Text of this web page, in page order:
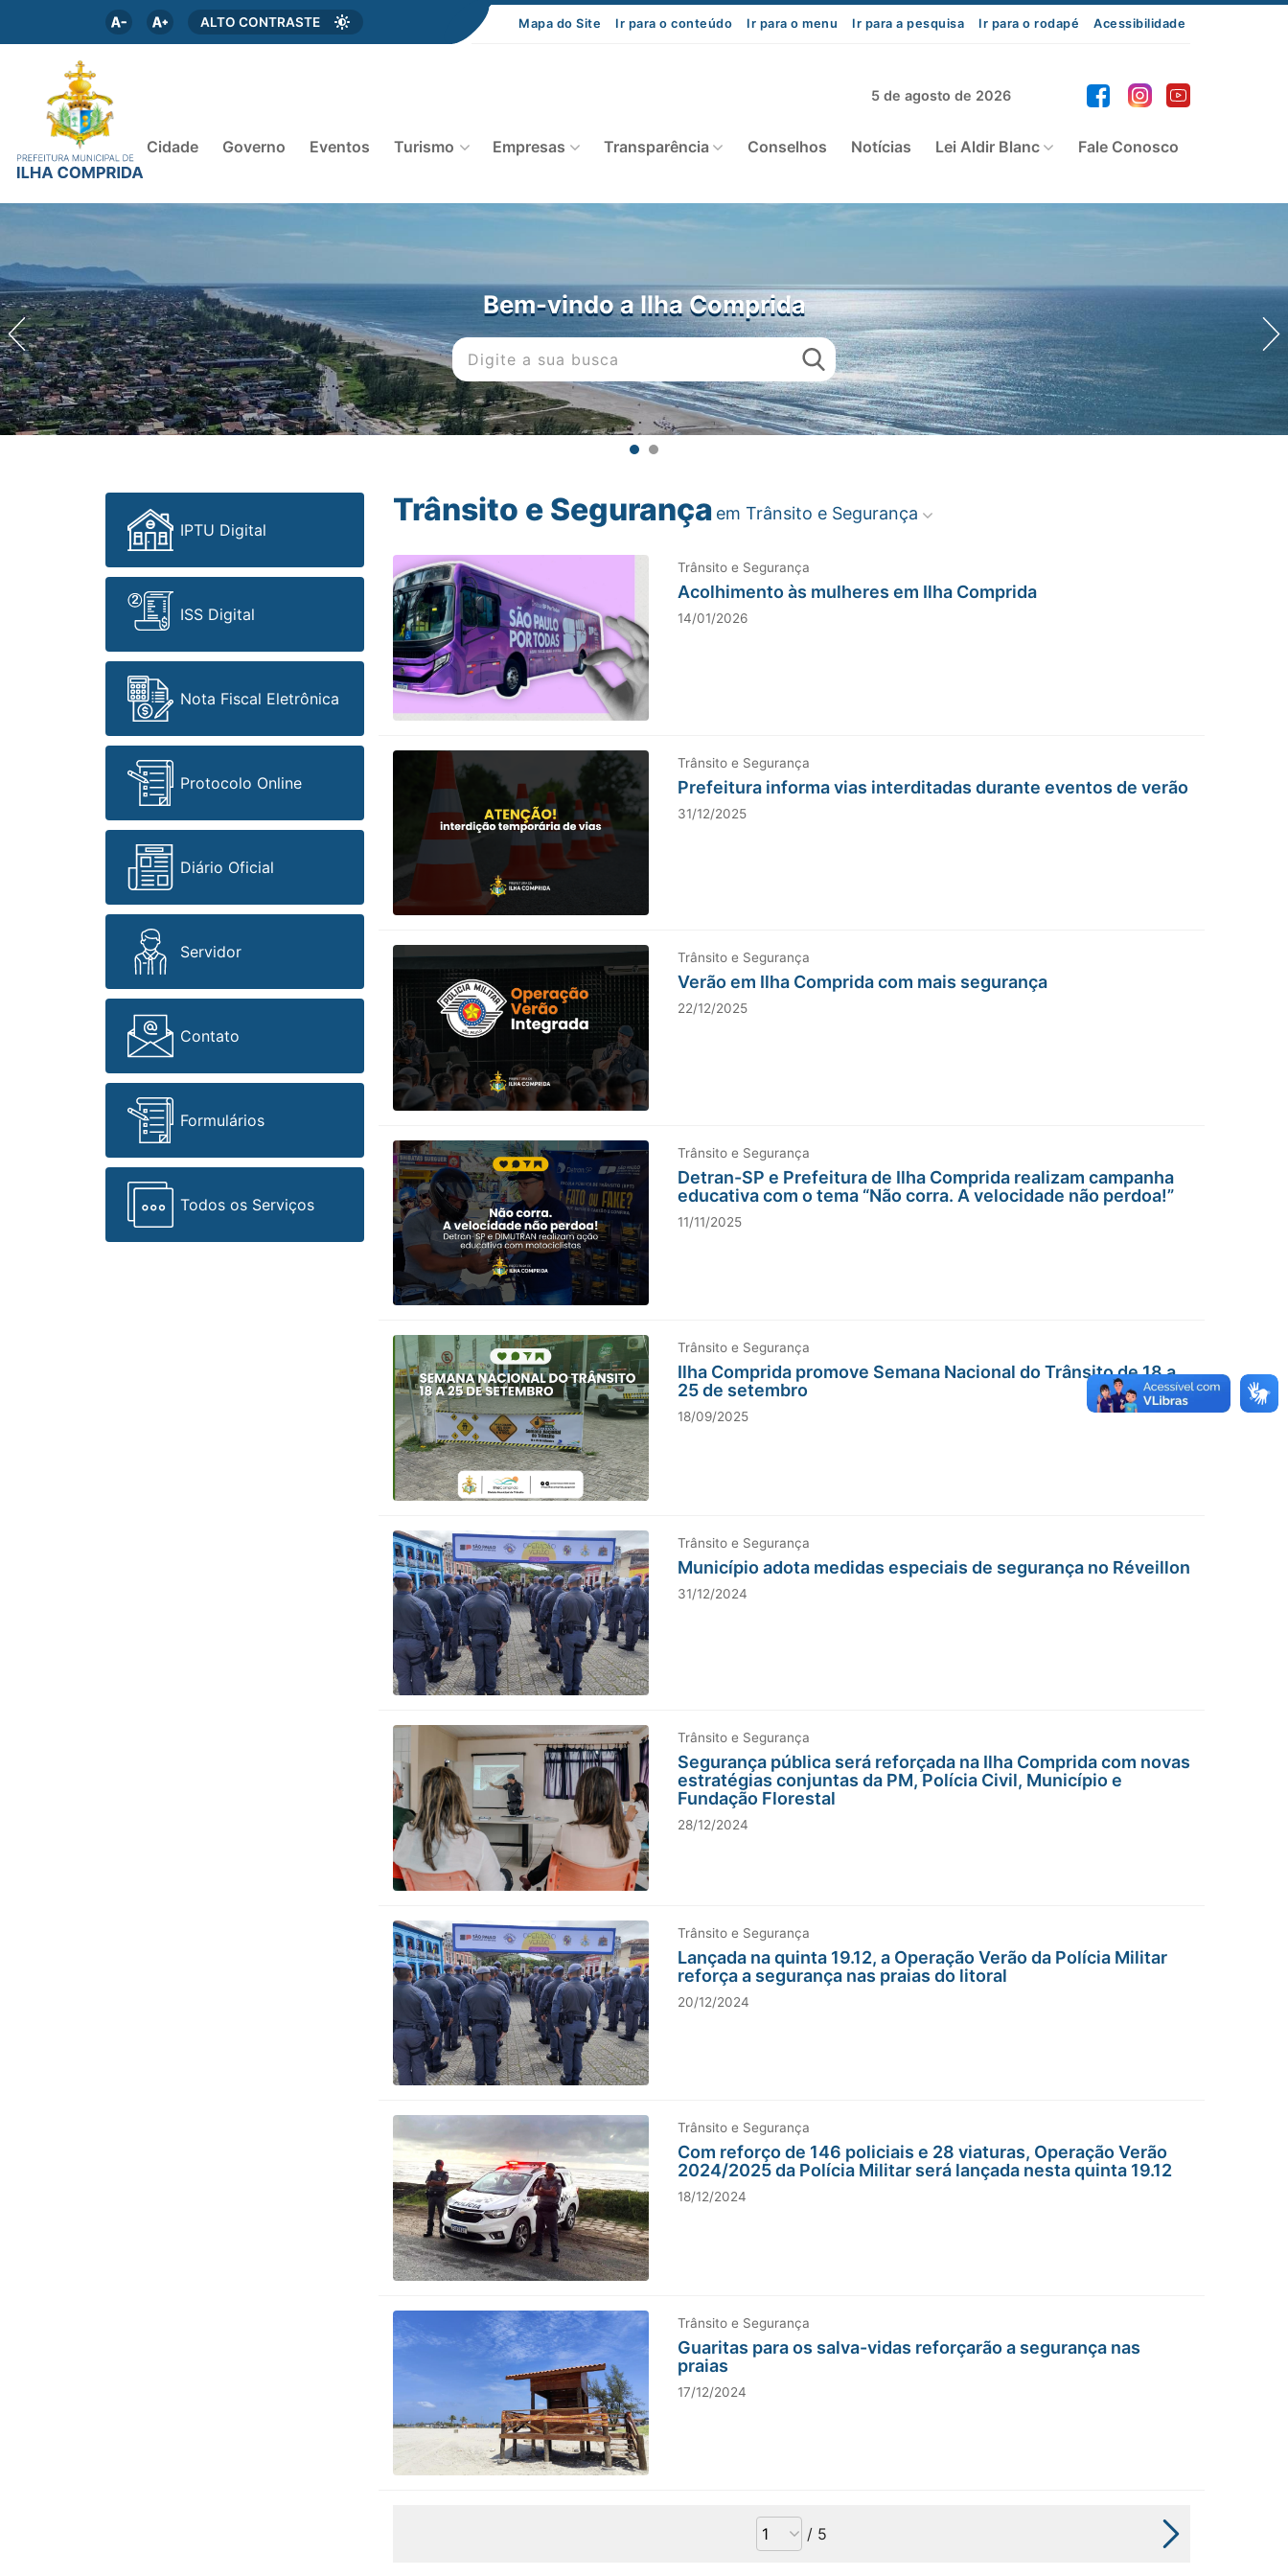
ALTO CONTRASTE Mapa do Site Ir para o conteúdo Ir para o menu Ir para a pesquisa Ir para o rodapé Acessibilidade
5 de agosto de 2026
Cidade Governo Eventos Turismo Empresas Transparência Conselhos Notícias Lei Aldir Blanc Fale Conosco
Bem-vindo a Ilha Comprida
IPTU Digital
ISS Digital
Nota Fiscal Eletrônica
Protocolo Online
Diário Oficial
Servidor
Contato
Formulários
Todos os Serviços
Trânsito e Segurança em Trânsito e Segurança
Trânsito e Segurança
Acolhimento às mulheres em Ilha Comprida
14/01/2026
Trânsito e Segurança
Prefeitura informa vias interditadas durante eventos de verão
31/12/2025
Trânsito e Segurança
Verão em Ilha Comprida com mais segurança
22/12/2025
Trânsito e Segurança
Detran-SP e Prefeitura de Ilha Comprida realizam campanha
educativa com o tema “Não corra. A velocidade não perdoa!”
11/11/2025
Trânsito e Segurança
Ilha Comprida promove Semana Nacional do Trânsito de 18 a
25 de setembro
18/09/2025
Trânsito e Segurança
Município adota medidas especiais de segurança no Réveillon
31/12/2024
Trânsito e Segurança
Segurança pública será reforçada na Ilha Comprida com novas
estratégias conjuntas da PM, Polícia Civil, Município e
Fundação Florestal
28/12/2024
Trânsito e Segurança
Lançada na quinta 19.12, a Operação Verão da Polícia Militar
reforça a segurança nas praias do litoral
20/12/2024
Trânsito e Segurança
Com reforço de 146 policiais e 28 viaturas, Operação Verão
2024/2025 da Polícia Militar será lançada nesta quinta 19.12
18/12/2024
Trânsito e Segurança
Guaritas para os salva-vidas reforçarão a segurança nas
praias
17/12/2024
/ 5